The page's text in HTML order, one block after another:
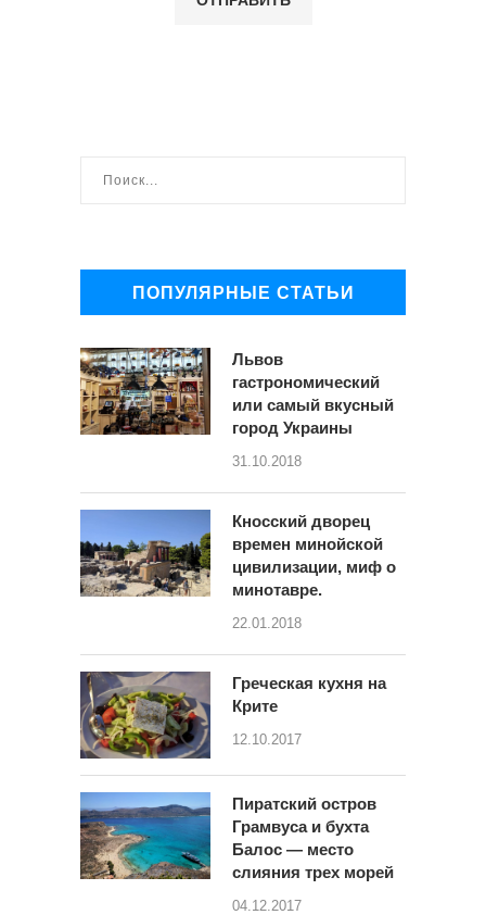
ПОПУЛЯРНЫЕ СТАТЬИ
Львов
гастрономический
или самый вкусный
город Украины
31.10.2018
Кносский дворец
времен минойской
цивилизации, миф о
минотавре.
22.01.2018
Греческая кухня на
Крите
12.10.2017
Пиратский остров
Грамвуса и бухта
Балос — место
слияния трех морей
04.12.2017